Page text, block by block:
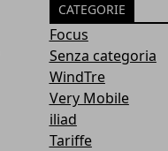
CATEGORIE
Focus
Senza categoria
WindTre
Very Mobile
iliad
Tariffe